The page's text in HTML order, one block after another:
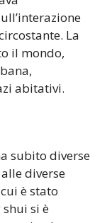
La
il mondo,
abitativi.
subito diverse
diverse
è stato
si è